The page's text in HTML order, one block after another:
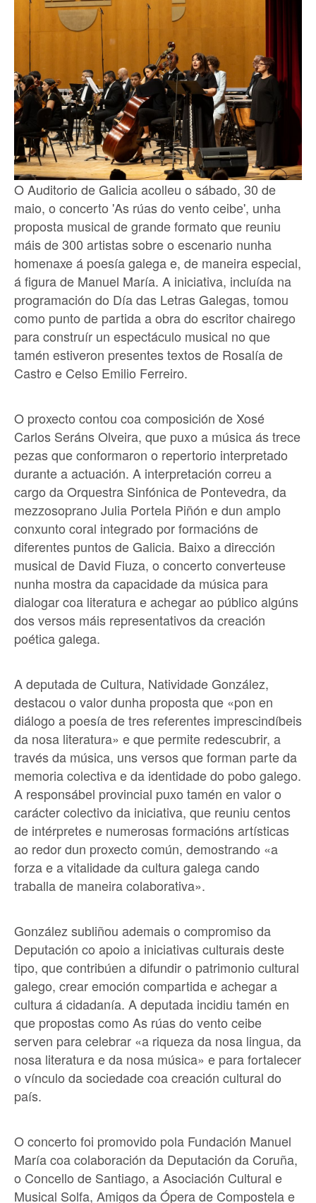
O Auditorio de Galicia acolleu o sábado, 30 de
maio, o concerto 'As rúas do vento ceibe', unha
proposta musical de grande formato que reuniu
máis de 300 artistas sobre o escenario nunha
homenaxe á poesía galega e, de maneira especial,
á figura de Manuel María. A iniciativa, incluída na
programación do Día das Letras Galegas, tomou
como punto de partida a obra do escritor chairego
para construír un espectáculo musical no que
tamén estiveron presentes textos de Rosalía de
Castro e Celso Emilio Ferreiro.
O proxecto contou coa composición de Xosé
Carlos Seráns Olveira, que puxo a música ás trece
pezas que conformaron o repertorio interpretado
durante a actuación. A interpretación correu a
cargo da Orquestra Sinfónica de Pontevedra, da
mezzosoprano Julia Portela Piñón e dun amplo
conxunto coral integrado por formacións de
diferentes puntos de Galicia. Baixo a dirección
musical de David Fiuza, o concerto converteuse
nunha mostra da capacidade da música para
dialogar coa literatura e achegar ao público algúns
dos versos máis representativos da creación
poética galega.
A deputada de Cultura, Natividade González,
destacou o valor dunha proposta que «pon en
diálogo a poesía de tres referentes imprescindíbeis
da nosa literatura» e que permite redescubrir, a
través da música, uns versos que forman parte da
memoria colectiva e da identidade do pobo galego.
A responsábel provincial puxo tamén en valor o
carácter colectivo da iniciativa, que reuniu centos
de intérpretes e numerosas formacións artísticas
ao redor dun proxecto común, demostrando «a
forza e a vitalidade da cultura galega cando
traballa de maneira colaborativa».
González subliñou ademais o compromiso da
Deputación co apoio a iniciativas culturais deste
tipo, que contribúen a difundir o patrimonio cultural
galego, crear emoción compartida e achegar a
cultura á cidadanía. A deputada incidiu tamén en
que propostas como As rúas do vento ceibe
serven para celebrar «a riqueza da nosa lingua, da
nosa literatura e da nosa música» e para fortalecer
o vínculo da sociedade coa creación cultural do
país.
O concerto foi promovido pola Fundación Manuel
María coa colaboración da Deputación da Coruña,
o Concello de Santiago, a Asociación Cultural e
Musical Solfa, Amigos da Ópera de Compostela e